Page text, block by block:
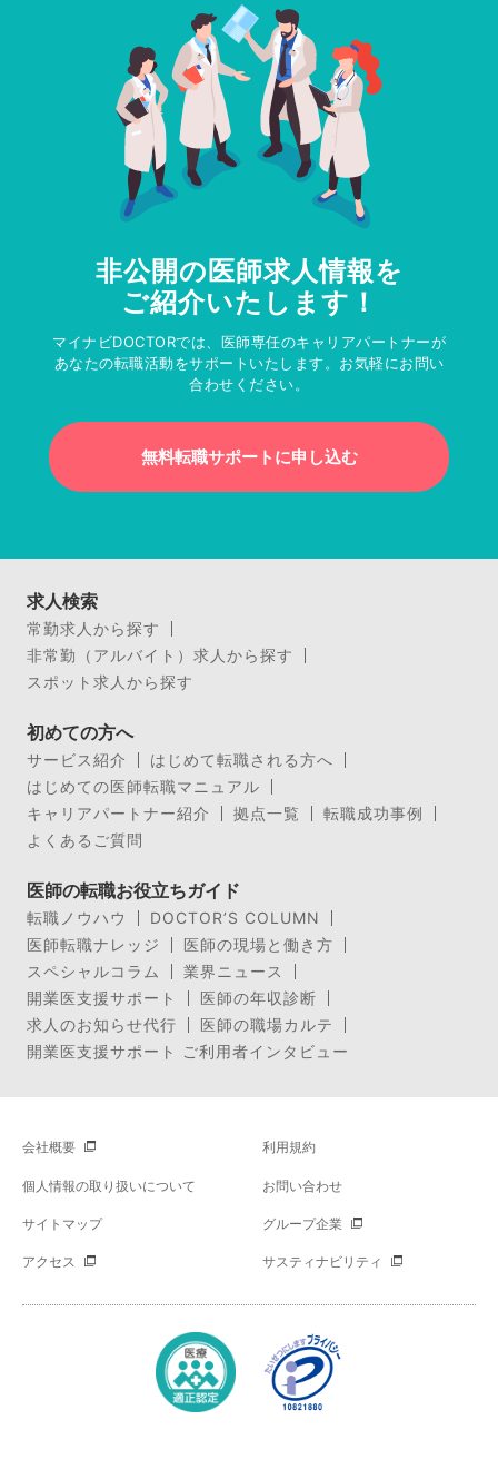
非公開の医師求人情報を
ご紹介いたします！
マイナビDOCTORでは、医師専任のキャリアパートナーが
あなたの転職活動をサポートいたします。お気軽にお問い
合わせください。
無料転職サポートに申し込む
求人検索
常勤求人から探す
非常勤（アルバイト）求人から探す
スポット求人から探す
初めての方へ
サービス紹介
はじめて転職される方へ
はじめての医師転職マニュアル
キャリアパートナー紹介
拠点一覧
転職成功事例
よくあるご質問
医師の転職お役立ちガイド
転職ノウハウ
DOCTOR’S COLUMN
医師転職ナレッジ
医師の現場と働き方
スペシャルコラム
業界ニュース
開業医支援サポート
医師の年収診断
求人のお知らせ代行
医師の職場カルテ
開業医支援サポート ご利用者インタビュー
会社概要 利用規約
個人情報の取り扱いについて お問い合わせ
サイトマップ グループ企業
アクセス サスティナビリティ